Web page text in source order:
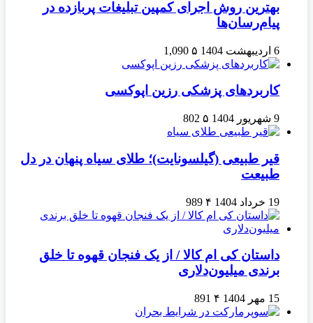
بهترین روش اجرای کمپین تبلیغات پربازده در
پیام‌رسان‌ها
6 اردیبهشت 1404 ۵ 1,090
کاربردهای پزشکی رزین اپوکسی
9 شهریور 1404 ۵ 802
قیر طبیعی (گیلسونایت)؛ طلای سیاه پنهان در دل
طبیعت
19 خرداد 1404 ۴ 989
داستان کی ام کالا / از یک فنجان قهوه تا خلق
برندی میلیون‌دلاری
15 مهر 1404 ۴ 891